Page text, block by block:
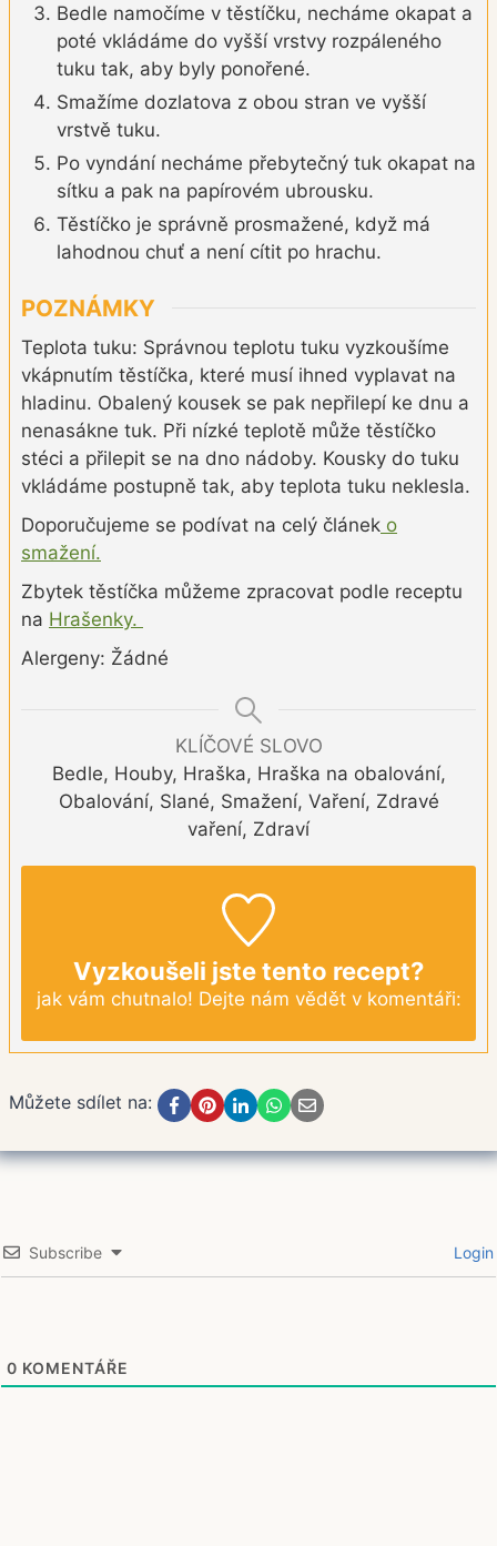
Bedle namočíme v těstíčku, necháme okapat a
poté vkládáme do vyšší vrstvy rozpáleného
tuku tak, aby byly ponořené.
Smažíme dozlatova z obou stran ve vyšší
vrstvě tuku.
Po vyndání necháme přebytečný tuk okapat na
sítku a pak na papírovém ubrousku.
Těstíčko je správně prosmažené, když má
lahodnou chuť a není cítit po hrachu.
POZNÁMKY
Teplota tuku: Správnou teplotu tuku vyzkoušíme
vkápnutím těstíčka, které musí ihned vyplavat na
hladinu. Obalený kousek se pak nepřilepí ke dnu a
nenasákne tuk. Při nízké teplotě může těstíčko
stéci a přilepit se na dno nádoby. Kousky do tuku
vkládáme postupně tak, aby teplota tuku neklesla.
Doporučujeme se podívat na celý článek o
smažení.
Zbytek těstíčka můžeme zpracovat podle receptu
na Hrašenky.
Alergeny: Žádné
KLÍČOVÉ SLOVO
Bedle, Houby, Hraška, Hraška na obalování,
Obalování, Slané, Smažení, Vaření, Zdravé
vaření, Zdraví
Vyzkoušeli jste tento recept?
jak vám chutnalo! Dejte nám vědět v komentáři:
Můžete sdílet na:
Subscribe Login
0 KOMENTÁŘE